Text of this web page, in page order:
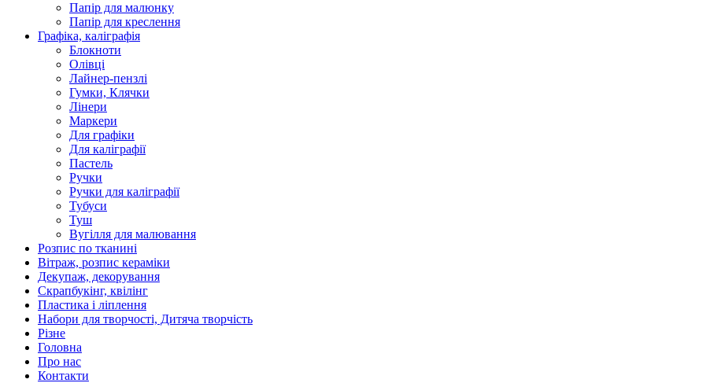
Папір для малюнку
Папір для креслення
Графіка, каліграфія
Блокноти
Олівці
Лайнер-пензлі
Гумки, Клячки
Лінери
Маркери
Для графіки
Для каліграфії
Пастель
Ручки
Ручки для каліграфії
Тубуси
Туш
Вугілля для малювання
Розпис по тканині
Вітраж, розпис кераміки
Декупаж, декорування
Скрапбукінг, квілінг
Пластика і ліплення
Набори для творчості, Дитяча творчість
Різне
Головна
Про нас
Контакти